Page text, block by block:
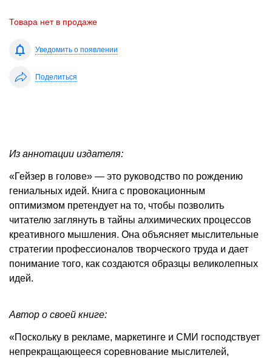
Товара нет в продаже
Уведомить о появлении
Поделиться
Из аннотации издателя:
«Гейзер в голове» — это руководство по рождению
гениальных идей. Книга с провокационным
оптимизмом претендует на то, чтобы позволить
читателю заглянуть в тайны алхимических процессов
креативного мышления. Она объясняет мыслительные
стратегии профессионалов творческого труда и дает
понимание того, как создаются образцы великолепных
идей.
Автор о своей книге:
«Поскольку в рекламе, маркетинге и СМИ господствует
непрекращающееся соревнование мыслителей,